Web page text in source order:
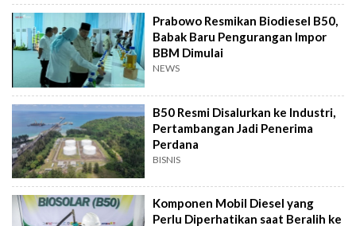
Prabowo Resmikan Biodiesel B50,
Babak Baru Pengurangan Impor
BBM Dimulai
NEWS
B50 Resmi Disalurkan ke Industri,
Pertambangan Jadi Penerima
Perdana
BISNIS
Komponen Mobil Diesel yang
Perlu Diperhatikan saat Beralih ke